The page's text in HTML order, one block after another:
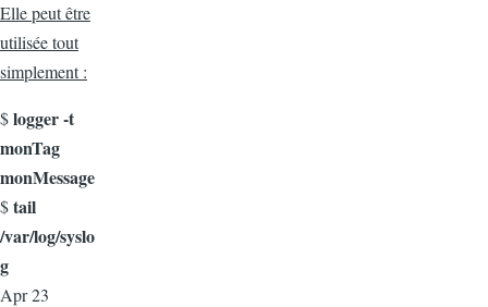
Elle peut être
utilisée tout
simplement :
$logger -t
monTag
monMessage
$tail
/var/log/syslo
g
Apr 23